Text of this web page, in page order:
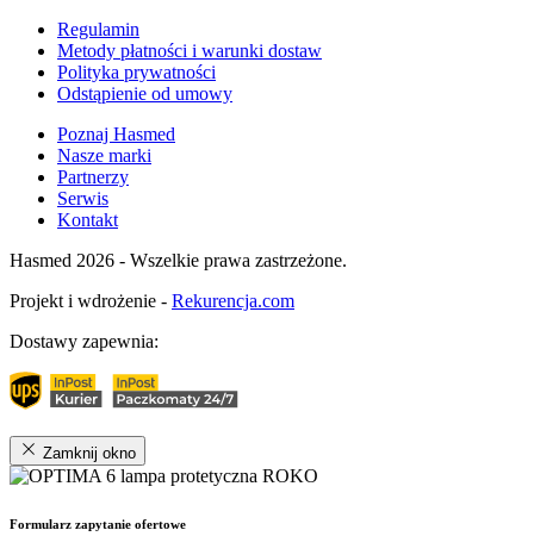
Regulamin
Metody płatności i warunki dostaw
Polityka prywatności
Odstąpienie od umowy
Poznaj Hasmed
Nasze marki
Partnerzy
Serwis
Kontakt
Hasmed 2026 - Wszelkie prawa zastrzeżone.
Projekt i wdrożenie - Rekurencja.com
Dostawy zapewnia:
Zamknij okno
Formularz zapytanie ofertowe